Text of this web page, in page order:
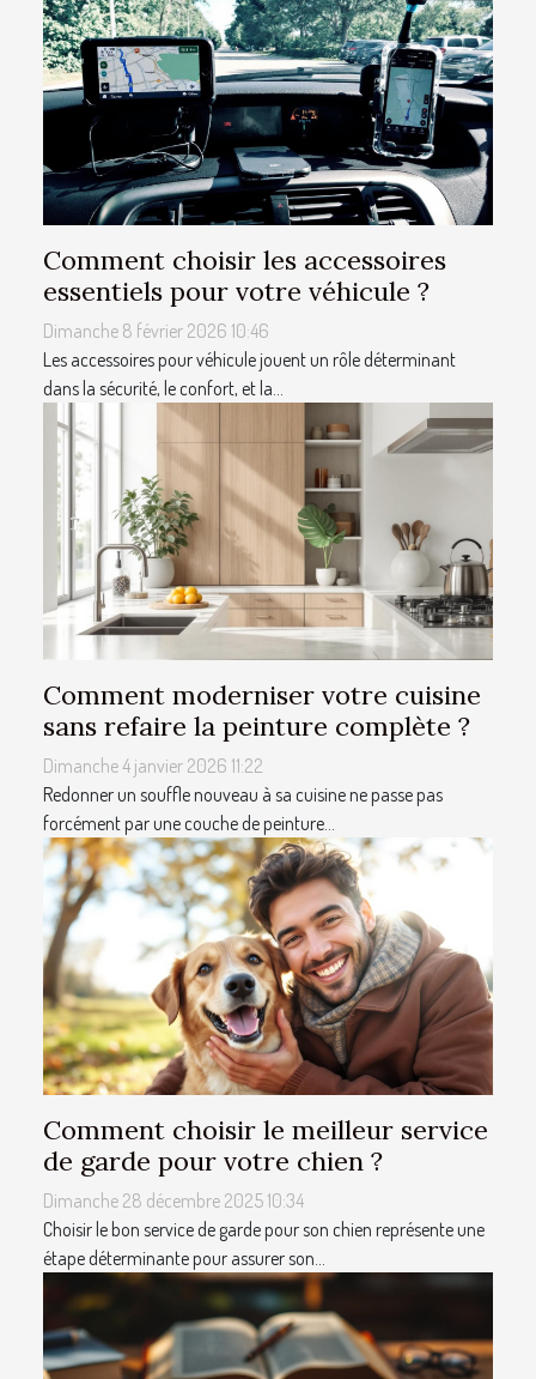
Comment choisir les accessoires
essentiels pour votre véhicule ?
Dimanche 8 février 2026 10:46
Les accessoires pour véhicule jouent un rôle déterminant
dans la sécurité, le confort, et la...
Comment moderniser votre cuisine
sans refaire la peinture complète ?
Dimanche 4 janvier 2026 11:22
Redonner un souffle nouveau à sa cuisine ne passe pas
forcément par une couche de peinture...
Comment choisir le meilleur service
de garde pour votre chien ?
Dimanche 28 décembre 2025 10:34
Choisir le bon service de garde pour son chien représente une
étape déterminante pour assurer son...